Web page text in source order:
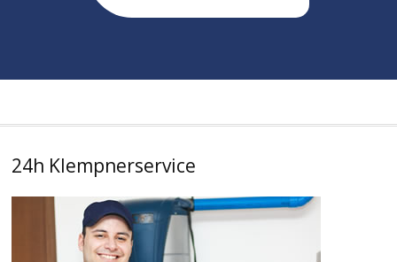
24h Klempnerservice